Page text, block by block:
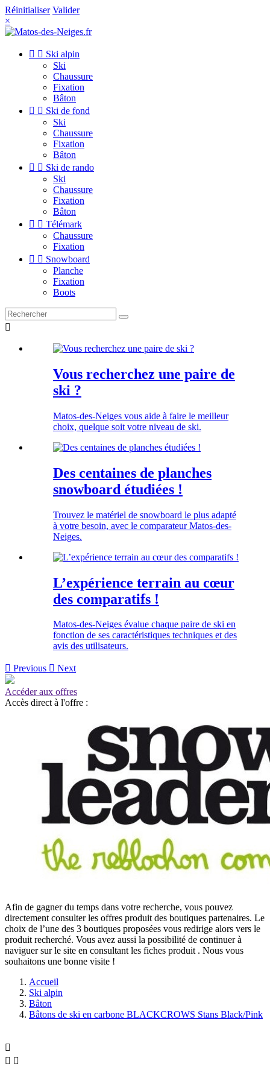
Réinitialiser Valider
×
  Ski alpin
Ski
Chaussure
Fixation
Bâton
  Ski de fond
Ski
Chaussure
Fixation
Bâton
  Ski de rando
Ski
Chaussure
Fixation
Bâton
  Télémark
Chaussure
Fixation
  Snowboard
Planche
Fixation
Boots

Vous recherchez une paire de
ski ?
Matos-des-Neiges vous aide à faire le meilleur
choix, quelque soit votre niveau de ski.
Des centaines de planches
snowboard étudiées !
Trouvez le matériel de snowboard le plus adapté
à votre besoin, avec le comparateur Matos-des-
Neiges.
L’expérience terrain au cœur
des comparatifs !
Matos-des-Neiges évalue chaque paire de ski en
fonction de ses caractéristiques techniques et des
avis des utilisateurs.
 Previous  Next
Accéder aux offres
Accès direct à l'offre :
Afin de gagner du temps dans votre recherche, vous pouvez
directement consulter les offres produit des boutiques partenaires. Le
choix de l’une des 3 boutiques proposées vous redirige alors vers le
produit recherché. Vous avez aussi la possibilité de continuer à
naviguer sur le site en consultant les fiches produit . Nous vous
souhaitons une bonne visite !
Accueil
Ski alpin
Bâton
Bâtons de ski en carbone BLACKCROWS Stans Black/Pink

 